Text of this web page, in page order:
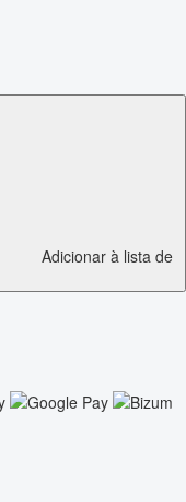
Adicionar à lista de